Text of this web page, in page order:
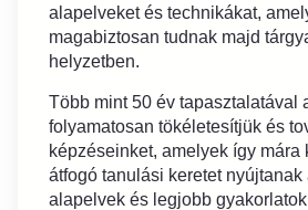
alapelveket és technikákat,
magabiztosan tudnak majd
helyzetben.
Több mint 50 év tapasztalatával
folyamatosan tökéletesítjük és
képzéseinket, amelyek így mára
átfogó tanulási keretet nyújtanak
alapelvek és legjobb